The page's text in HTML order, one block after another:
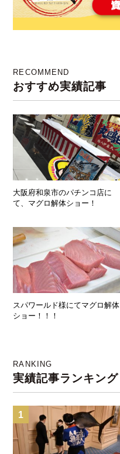
RECOMMEND
おすすめ実績記事
大阪府和泉市のパチンコ店に
て、マグロ解体ショー！
スパワールド様にてマグロ解体
ショー！！！
RANKING
実績記事ランキング
1